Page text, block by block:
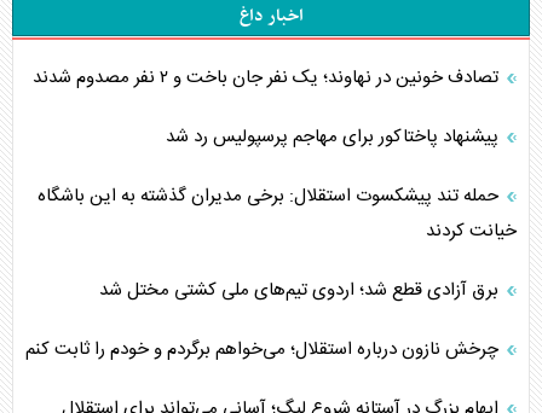
اخبار داغ
تصادف خونین در نهاوند؛ یک نفر جان باخت و ۲ نفر مصدوم شدند
پیشنهاد پاختاکور برای مهاجم پرسپولیس رد شد
حمله تند پیشکسوت استقلال: برخی مدیران گذشته به این باشگاه
خیانت کردند
برق آزادی قطع شد؛ اردوی تیم‌های ملی کشتی مختل شد
چرخش نازون درباره استقلال؛ می‌خواهم برگردم و خودم را ثابت کنم